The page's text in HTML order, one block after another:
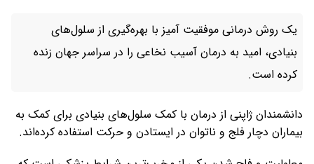
یک روش درمانی موفقیت آمیز با بهره‌گیری از سلول‌های
بنیادی، امید به درمان آسیب نخاعی را در سراسر جهان زنده
کرده است.
دانشمندان ژاپنی از درمان با کمک سلول‌های بنیادی برای کمک به
بیماران دچار فلج و ناتوان در ایستادن و حرکت استفاده کرده‌اند.